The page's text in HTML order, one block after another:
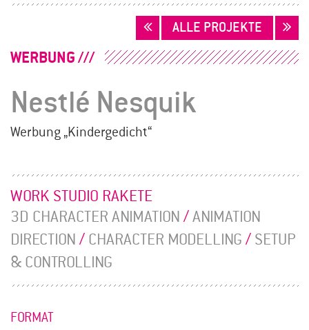
BEITRAGSNAVIGATION ALLE PROJEKTE
WERBUNG
Nestlé Nesquik
Werbung „Kindergedicht“
WORK STUDIO RAKETE
3D CHARACTER ANIMATION /ANIMATION
DIRECTION / CHARACTER MODELLING / SETUP
& CONTROLLING
FORMAT